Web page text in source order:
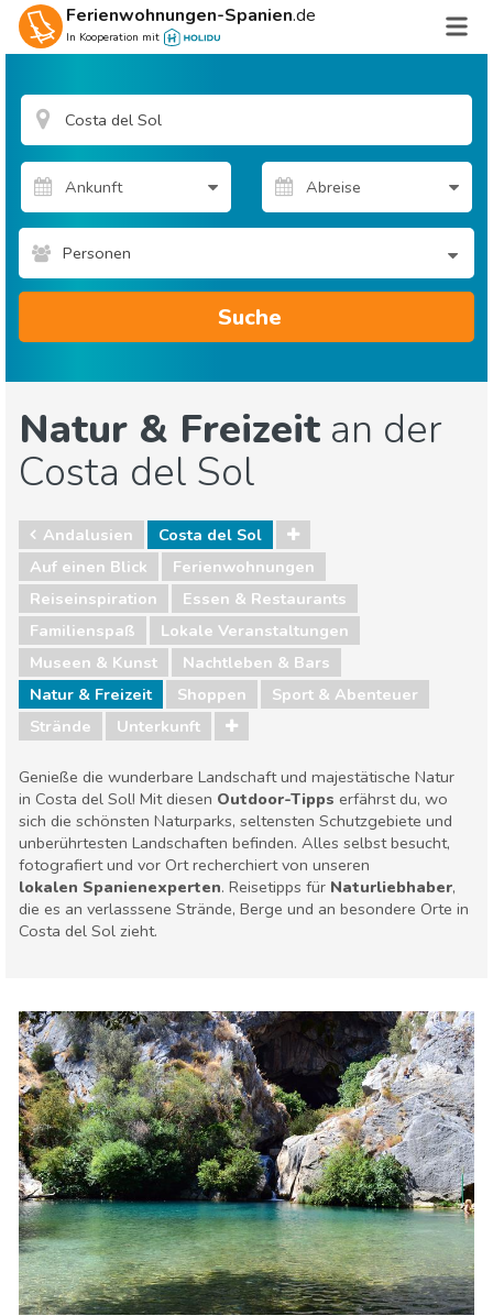
Ferienwohnungen-Spanien.de
In Kooperation mit
Personen
Suche
Natur & Freizeit an der
Costa del Sol
Andalusien
Costa del Sol
Auf einen Blick
Ferienwohnungen
Reiseinspiration
Essen & Restaurants
Familienspaß
Lokale Veranstaltungen
Museen & Kunst
Nachtleben & Bars
Natur & Freizeit
Shoppen
Sport & Abenteuer
Strände
Unterkunft
Genieße die wunderbare Landschaft und majestätische Natur
in Costa del Sol! Mit diesen Outdoor-Tipps erfährst du, wo
sich die schönsten Naturparks, seltensten Schutzgebiete und
unberührtesten Landschaften befinden. Alles selbst besucht,
fotografiert und vor Ort recherchiert von unseren
lokalen Spanienexperten. Reisetipps für Naturliebhaber,
die es an verlasssene Strände, Berge und an besondere Orte in
Costa del Sol zieht.
Essen & Restaurants
Familienspaß
Lokale Veranstaltungen
Museen & Kunst
Nachtleben & Bars
Natur & Freizeit
Shoppen
Sport & Abenteuer
Strände Unterkunft